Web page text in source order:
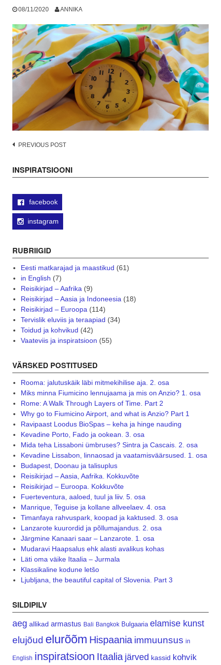
08/11/2020 ANNIKA
Post
PREVIOUS POST
INSPIRATSIOONI
facebook
instagram
RUBRIIGID
Eesti matkarajad ja maastikud (61)
in English (7)
Reisikirjad – Aafrika(9)
Reisikirjad – Aasia ja Indoneesia(18)
Reisikirjad – Euroopa(114)
Tervislik eluviis ja teraapiad (34)
Toidud ja kohvikud (42)
Vaateviis ja inspiratsioon (55)
VÄRSKED POSTITUSED
Rooma: jalutuskäik läbi mitmekihilise aja. 2. osa
Miks minna Fiumicino lennujaama ja mis on Anzio? 1. osa
Rome: A Walk Through Layers of Time. Part 2
Why go to Fiumicino Airport, and what is Anzio? Part 1
Ravipaast Loodus BioSpas – keha ja hinge nauding
Kevadine Porto, Fado ja ookean. 3. osa
Mida teha Lissaboni ümbruses? Sintra ja Cascais. 2. osa
Kevadine Lissabon, linnaosad ja vaatamisväärsused. 1. osa
Budapest, Doonau ja talisuplus
Reisikirjad – Aasia, Aafrika. Kokkuvõte
Reisikirjad – Euroopa. Kokkuvõte
Fuerteventura, aaloed, tuul ja liiv. 5. osa
Manrique, Teguise ja kollane allveelaev. 4. osa
Timanfaya rahvuspark, koopad ja kaktused. 3. osa
Lanzarote kuurordid ja põllumajandus. 2. osa
Järgmine Kanaari saar – Lanzarote. 1. osa
Mudaravi Haapsalus ehk alasti avalikus kohas
Läti oma väike Itaalia – Jurmala
Klassikaline kodune letšo
Ljubljana, the beautiful capital of Slovenia. Part 3
SILDIPILV
aeg allikad armastus Bali Bangkok Bulgaaria elamise kunst
elujõud elurõõm Hispaania immuunsus in
English inspiratsioon Itaalia järved kassid kohvik